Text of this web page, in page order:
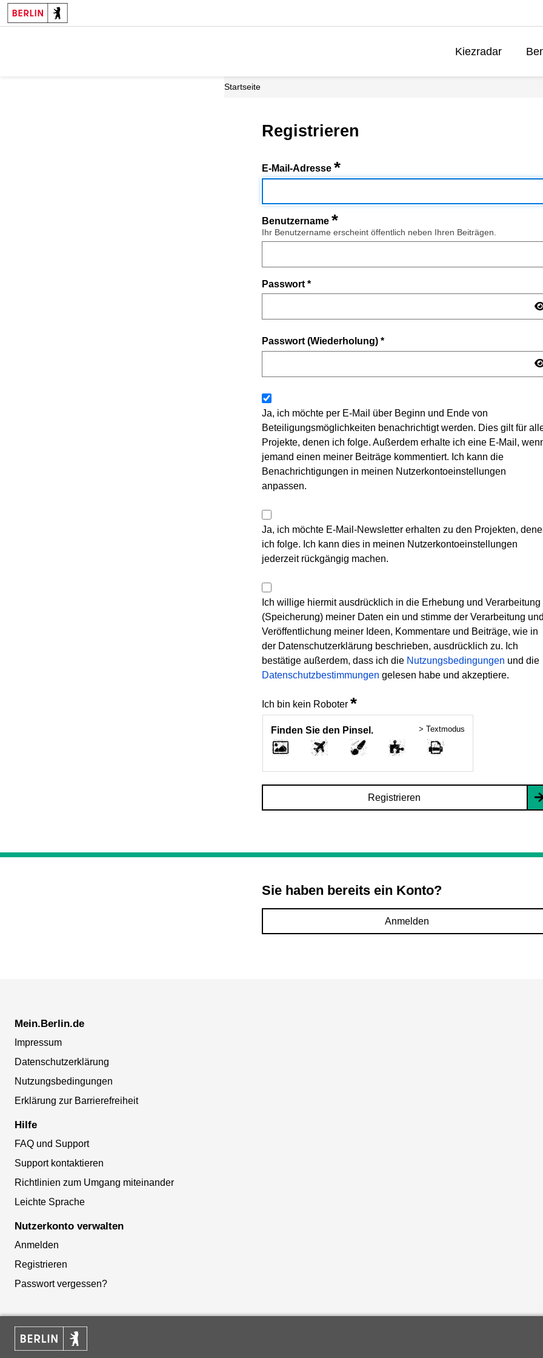
Kiezradar
Startseite
Registrieren
E-Mail-Adresse *
Benutzername *
Ihr Benutzername erscheint öffentlich neben Ihren Beiträgen.
Passwort *
Passwort (Wiederholung) *
Ja, ich möchte per E-Mail über Beginn und Ende von
Beteiligungsmöglichkeiten benachrichtigt werden. Dies gilt für
Projekte, denen ich folge. Außerdem erhalte ich eine E-Mail,
jemand einen meiner Beiträge kommentiert. Ich kann die
Benachrichtigungen in meinen Nutzerkontoeinstellungen
anpassen.
Ja, ich möchte E-Mail-Newsletter erhalten zu den Projekten,
ich folge. Ich kann dies in meinen Nutzerkontoeinstellungen
jederzeit rückgängig machen.
Ich willige hiermit ausdrücklich in die Erhebung und Verarbeitung
(Speicherung) meiner Daten ein und stimme der Verarbeitung und
Veröffentlichung meiner Ideen, Kommentare und Beiträge, wie in
der Datenschutzerklärung beschrieben, ausdrücklich zu. Ich
bestätige außerdem, dass ich die Nutzungsbedingungen und die
Datenschutzbestimmungen gelesen habe und akzeptiere.
Ich bin kein Roboter *
Finden Sie den Pinsel. > Textmodus
Registrieren
Sie haben bereits ein Konto?
Anmelden
Mein.Berlin.de
Impressum
Datenschutzerklärung
Nutzungsbedingungen
Erklärung zur Barrierefreiheit
Hilfe
FAQ und Support
Support kontaktieren
Richtlinien zum Umgang miteinander
Leichte Sprache
Nutzerkonto verwalten
Anmelden
Registrieren
Passwort vergessen?